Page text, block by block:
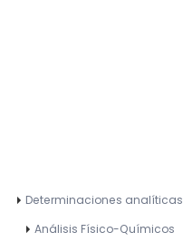
Determinaciones analíticas
Análisis Físico-Químicos